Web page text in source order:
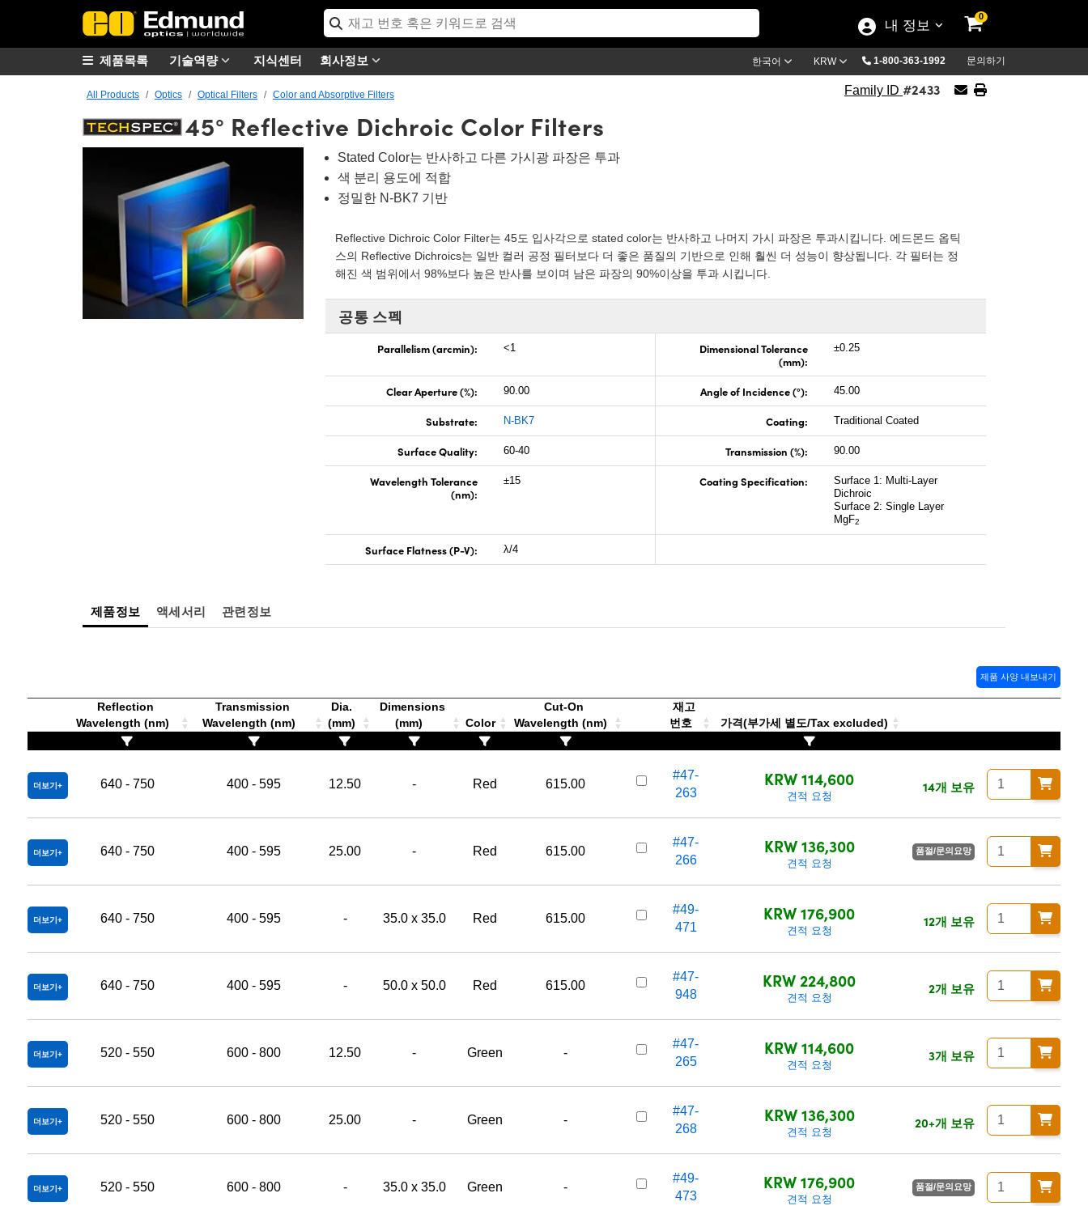
내 정보
0
기술역량 지식센터 회사정보 한국어 KRW 1-800-363-1992 문의하기
제품목록
All Products Optics Optical Filters Color and Absorptive Filters Family ID #2433
45° Reflective Dichroic Color Filters
Stated Color는 반사하고 다른 가시광 파장은 투과
색 분리 용도에 적합
정밀한 N-BK7 기반
Reflective Dichroic Color Filter는 45도 입사각으로 stated color는 반사하고 나머지 가시 파장은 투과시킵니다. 에드몬드 옵틱
스의 Reflective Dichroics는 일반 컬러 공정 필터보다 더 좋은 품질의 기반으로 인해 훨씬 더 성능이 향상됩니다. 각 필터는 정
해진 색 범위에서 98%보다 높은 반사를 보이며 남은 파장의 90%이상을 투과 시킵니다.
공통 스펙
Parallelism (arcmin): <1
Dimensional Tolerance
(mm):
±0.25
Clear Aperture (%): 90.00 Angle of Incidence (°): 45.00
Substrate: N-BK7 Coating: Traditional Coated
Surface Quality: 60-40 Transmission (%): 90.00
Wavelength Tolerance
(nm):
±15 Coating Specification:
Surface 1: Multi-Layer
Dichroic
Surface 2: Single Layer
MgF2
Surface Flatness (P-V): λ/4
제품정보 액세서리 관련정보
제품 사양 내보내기
Reflection
Wavelength (nm)
Transmission
Wavelength (nm)
Dia.
(mm)
Dimensions
(mm)
Color
Cut-On
Wavelength (nm)
재고
번호
가격(부가세 별도/Tax excluded)
더보기 640 - 750 400 - 595 12.50 - Red 615.00
#47-
263
KRW 114,600
견적 요청
14개 보유
더보기 640 - 750 400 - 595 25.00 - Red 615.00
#47-
266
KRW 136,300
견적 요청
품절/문의요망
더보기 640 - 750 400 - 595 - 35.0 x 35.0 Red 615.00
#49-
471
KRW 176,900
견적 요청
12개 보유
더보기 640 - 750 400 - 595 - 50.0 x 50.0 Red 615.00
#47-
948
KRW 224,800
견적 요청
2개 보유
더보기 520 - 550 600 - 800 12.50 - Green -
#47-
265
KRW 114,600
견적 요청
3개 보유
더보기 520 - 550 600 - 800 25.00 - Green -
#47-
268
KRW 136,300
견적 요청
20+개 보유
더보기 520 - 550 600 - 800 - 35.0 x 35.0 Green -
#49-
473
KRW 176,900
견적 요청
품절/문의요망